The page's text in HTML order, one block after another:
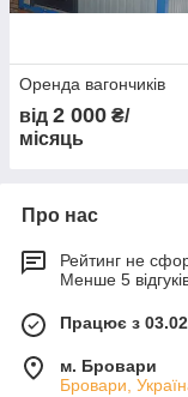
Оренда вагончиків
від 2 000 ₴/
місяць
Про нас
Рейтинг не
Менше 5
Працює з
м. Бровари
Бровари,